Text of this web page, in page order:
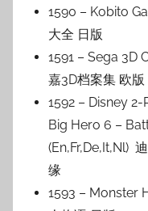
1590 – Kobito
大全 日版
1591 – Sega 3D
嘉3D档案集 欧版
1592 – Disney 2-
Big Hero 6 –
(En,Fr,De,It,Nl)
缘
1593 – Monster